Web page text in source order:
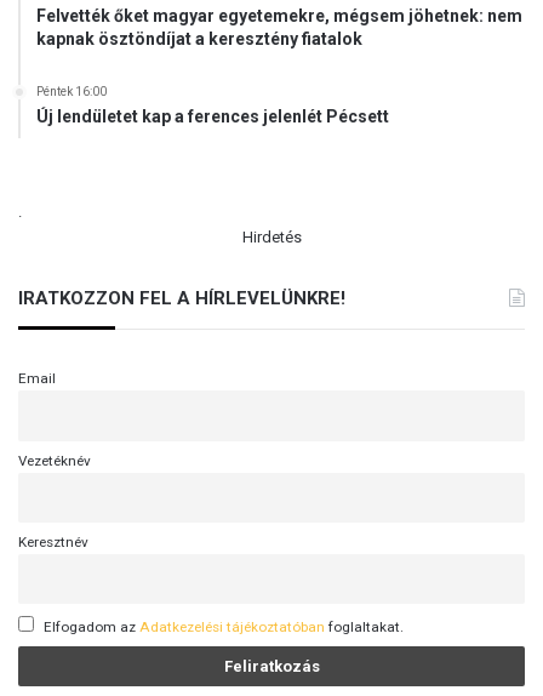
Felvették őket magyar egyetemekre, mégsem jöhetnek: nem
kapnak ösztöndíjat a keresztény fiatalok
Péntek 16:00
Új lendületet kap a ferences jelenlét Pécsett
.
Hirdetés
IRATKOZZON FEL A HÍRLEVELÜNKRE!
Email
Vezetéknév
Keresztnév
Elfogadom az Adatkezelési tájékoztatóban foglaltakat.